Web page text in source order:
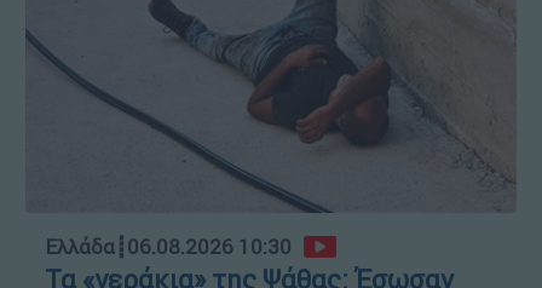
Ελλάδα┋06.08.2026 10:30
Τα «γεράκια» της Ψάθας: Έσωσαν